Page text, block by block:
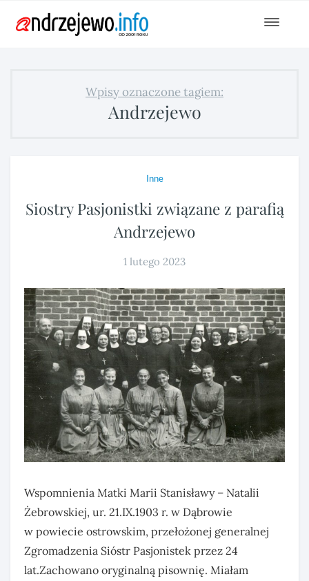
Toggle
Wpisy oznaczone tagiem:
Andrzejewo
Inne
Siostry Pasjonistki związane z parafią
Andrzejewo
1 lutego 2023
Wspomnienia Matki Marii Stanisławy – Natalii
Żebrowskiej, ur. 21.IX.1903 r. w Dąbrowie
w powiecie ostrowskim, przełożonej generalnej
Zgromadzenia Sióstr Pasjonistek przez 24
lat.Zachowano oryginalną pisownię. Miałam